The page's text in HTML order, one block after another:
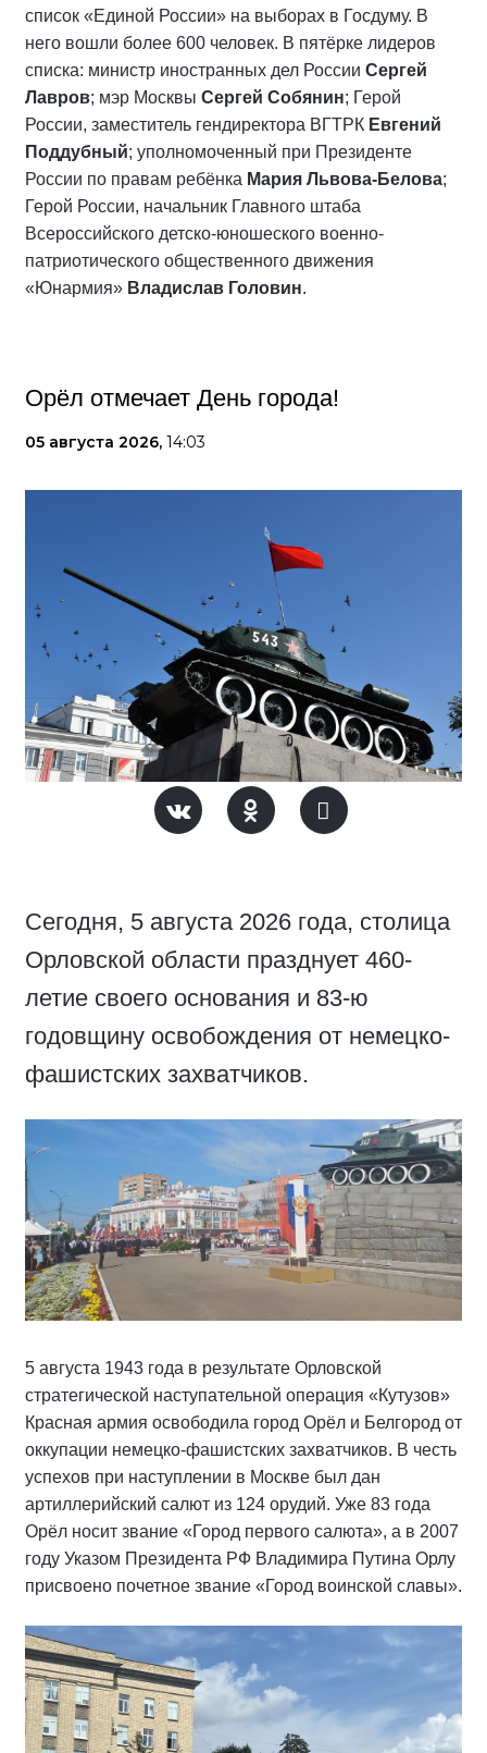
список «Единой России» на выборах в Госдуму. В
него вошли более 600 человек. В пятёрке лидеров
списка: министр иностранных дел России Сергей
Лавров; мэр Москвы Сергей Собянин; Герой
России, заместитель гендиректора ВГТРК Евгений
Поддубный; уполномоченный при Президенте
России по правам ребёнка Мария Львова-Белова;
Герой России, начальник Главного штаба
Всероссийского детско-юношеского военно-
патриотического общественного движения
«Юнармия» Владислав Головин.
Орёл отмечает День города!
05 августа 2026, 14:03
Сегодня, 5 августа 2026 года, столица
Орловской области празднует 460-
летие своего основания и 83-ю
годовщину освобождения от немецко-
фашистских захватчиков.
5 августа 1943 года в результате Орловской
стратегической наступательной операция «Кутузов»
Красная армия освободила город Орёл и Белгород от
оккупации немецко-фашистских захватчиков. В честь
успехов при наступлении в Москве был дан
артиллерийский салют из 124 орудий. Уже 83 года
Орёл носит звание «Город первого салюта», а в 2007
году Указом Президента РФ Владимира Путина Орлу
присвоено почетное звание «Город воинской славы».